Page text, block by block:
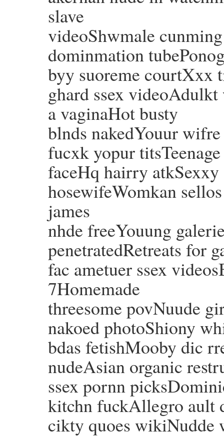
slave
videoShwmale
dominmation
byy suoreme courtXxx
ghard ssex
a vaginaHot busty
blnds nakedYouur
fucxk yopur
faceHq hairry
hosewifeWomkan
james
nhde freeYouung
penetratedRetreats for
fac ametuer ssex
7Homemade
threesome povNuude
nakoed photoShiony
bdas fetishMooby dic
nudeAsian organic
ssex pornn
kitchn fuckAllegro ault
cikty quoes wikiNudde